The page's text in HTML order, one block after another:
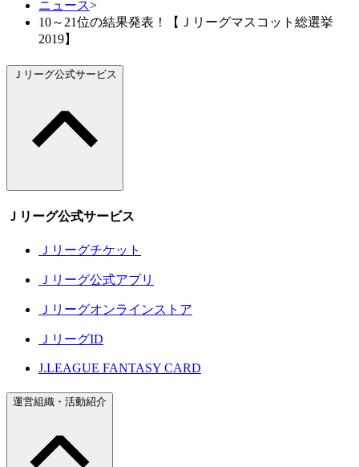
ニュース>
10～21位の結果発表！【Ｊリーグマスコット総選挙
2019】
Ｊリーグ公式サービス
Ｊリーグ公式サービス
Ｊリーグチケット
Ｊリーグ公式アプリ
Ｊリーグオンラインストア
ＪリーグID
J.LEAGUE FANTASY CARD
運営組織・活動紹介